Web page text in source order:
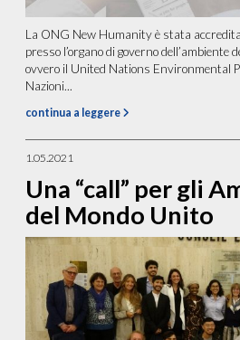
La ONG New Humanity è stata
presso l’organo di governo dell’ambiente
ovvero il United Nations Environmental
Nazioni...
continua a leggere
1.05.2021
Una “call” per gli
del Mondo Unito